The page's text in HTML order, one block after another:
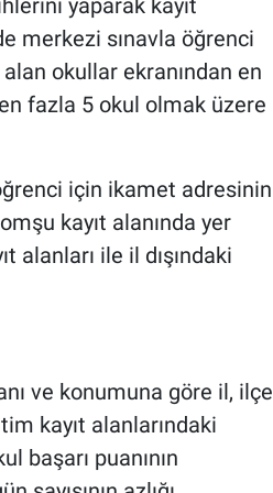
yaparak kayıt
merkezi sınavla öğrenci
okullar ekranından en
fazla 5 okul olmak üzere
için ikamet adresinin
kayıt alanında yer
alanları ile il dışındaki
ve konumuna göre il, ilçe
kayıt alanlarındaki
başarı puanının